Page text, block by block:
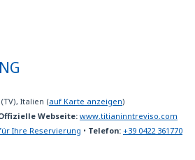
Italien (auf Karte anzeigen)
Webseite:www.titianinntreviso.com
Ihre Reservierung • Telefon: +39 0422 361770